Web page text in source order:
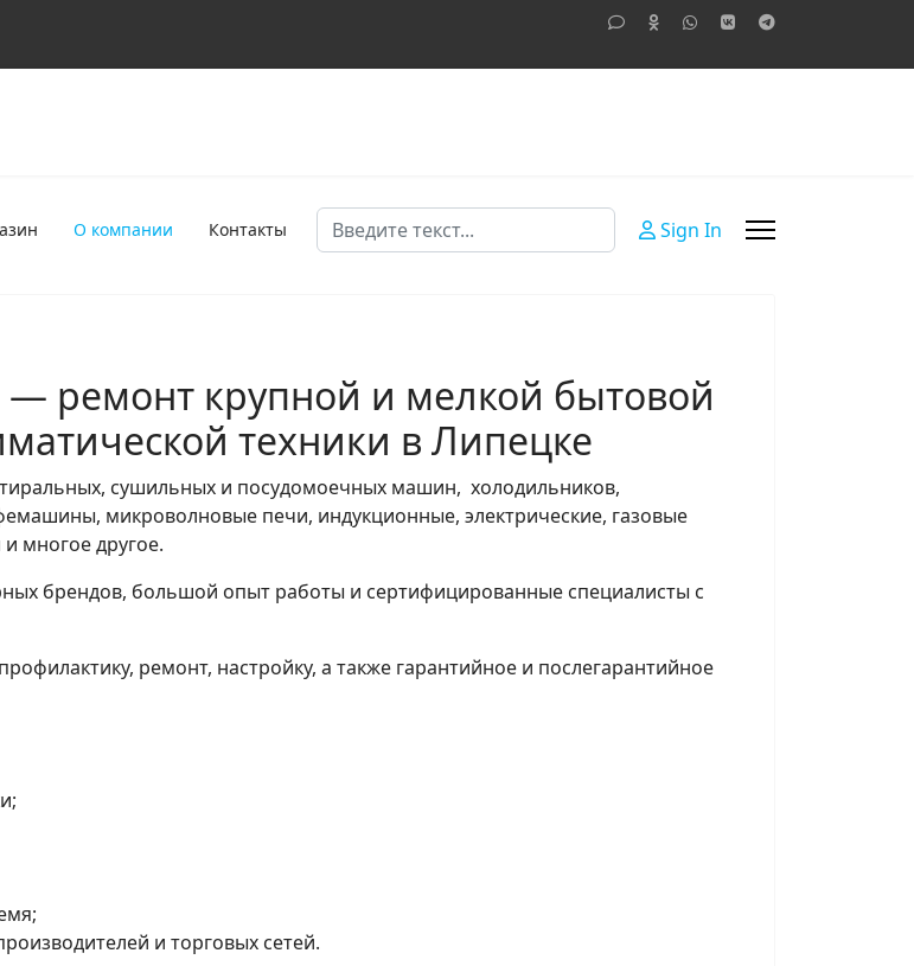
О компании Контакты Поиск Sign In
ремонт крупной и мелкой бытовой
техники в Липецке
сушильных и посудомоечных машин, холодильников,
микроволновые печи, индукционные, электрические, газовые
многое другое.
брендов, большой опыт работы и сертифицированные специалисты с
ремонт, настройку, а также гарантийное и послегарантийное
и торговых сетей.